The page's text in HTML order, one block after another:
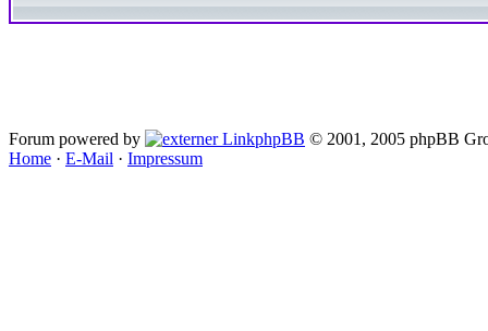
Forum powered by phpBB © 2001, 2005 phpBB
Home · E-Mail · Impressum